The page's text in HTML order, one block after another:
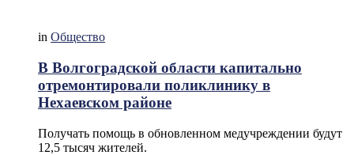
in Общество
В Волгоградской области капитально
отремонтировали поликлинику в
Нехаевском районе
Получать помощь в обновленном медучреждении будут
12,5 тысяч жителей.